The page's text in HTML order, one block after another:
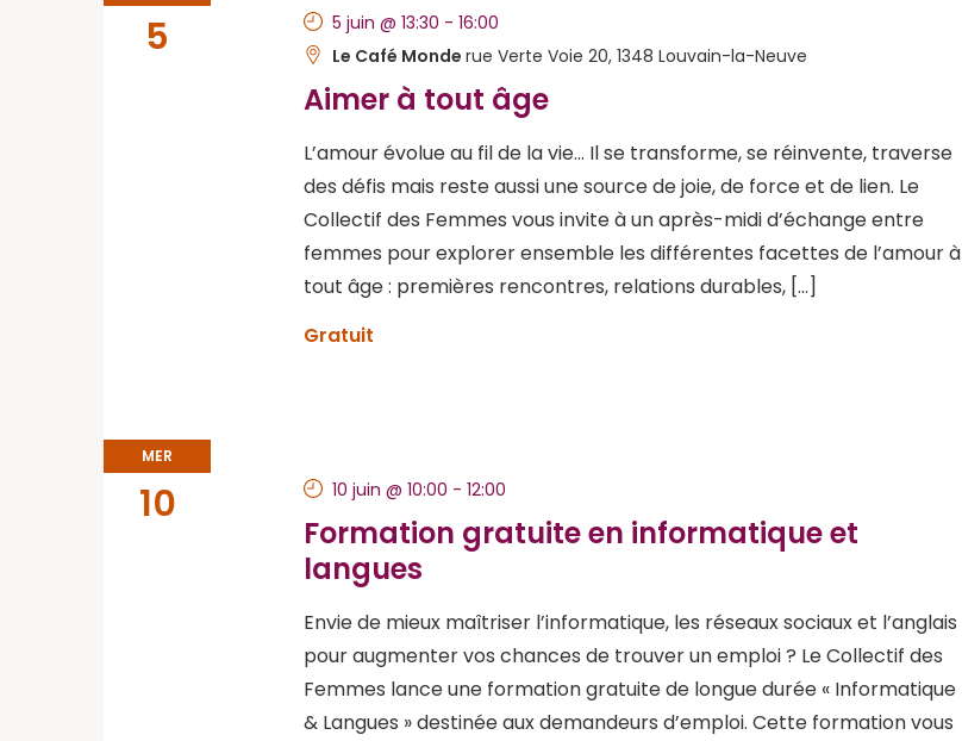
5
Aimer à tout âge
5 juin @ 13:30 - 16:00
Le Café Monde rue Verte Voie 20, 1348 Louvain-la-Neuve
L’amour évolue au fil de la vie… Il se transforme, se réinvente, traverse
des défis mais reste aussi une source de joie, de force et de lien. Le
Collectif des Femmes vous invite à un après-midi d’échange entre
femmes pour explorer ensemble les différentes facettes de l’amour à
tout âge : premières rencontres, relations durables, […]
Gratuit
MER
10
Formation gratuite en informatique et
langues
10 juin @ 10:00 - 12:00
Envie de mieux maîtriser l’informatique, les réseaux sociaux et l’anglais
pour augmenter vos chances de trouver un emploi ? Le Collectif des
Femmes lance une formation gratuite de longue durée « Informatique
& Langues » destinée aux demandeurs d’emploi. Cette formation vous